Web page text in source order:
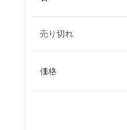
売り切れ
価格